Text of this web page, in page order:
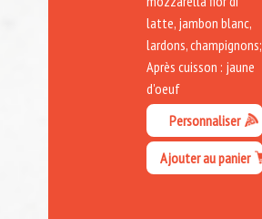
latte, jambon blanc,
lardons, champignons;
Après cuisson : jaune
d'oeuf
Personnaliser
Ajouter au panier